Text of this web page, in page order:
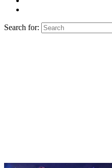
Search for: